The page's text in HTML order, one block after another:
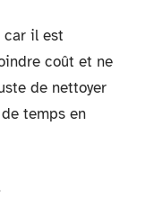
car il est
coût et ne
de nettoyer
temps en